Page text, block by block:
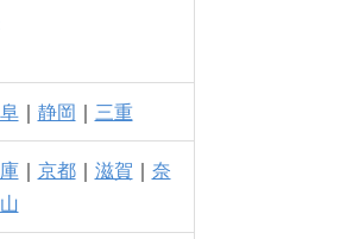
｜ 静岡 ｜ 三重
｜ 京都｜ 滋賀 ｜ 奈